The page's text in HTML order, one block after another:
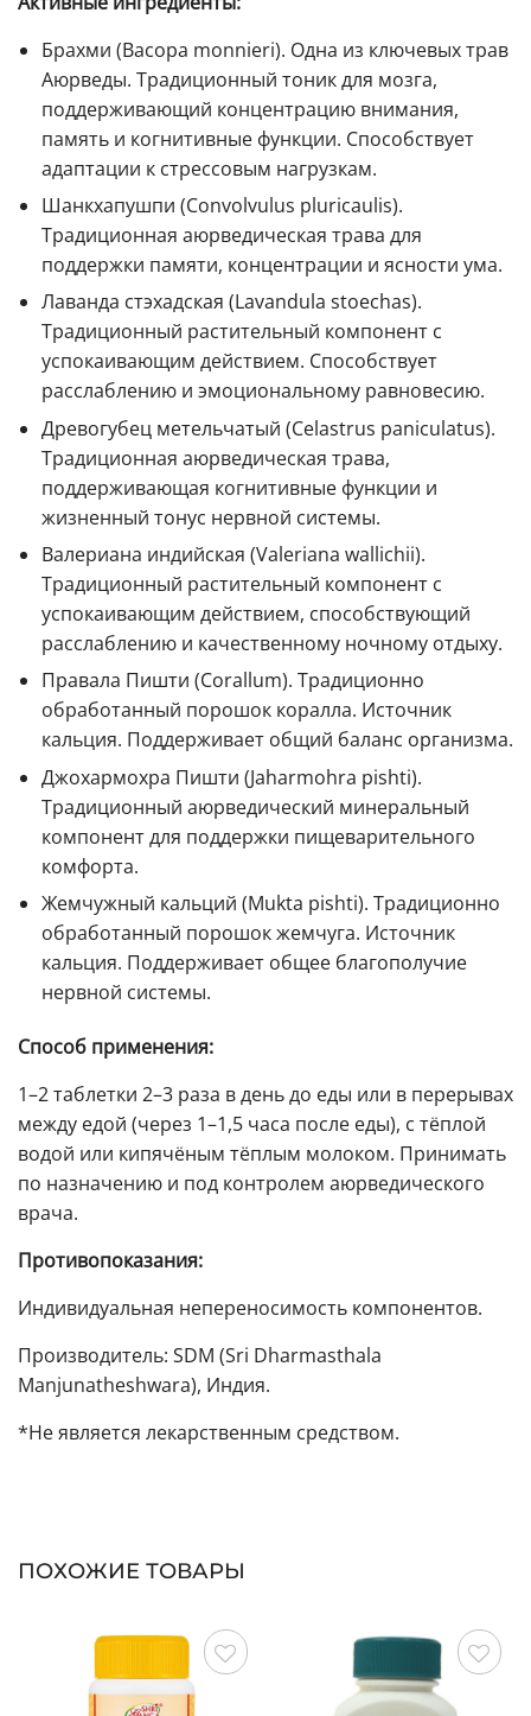
Брахми (Bacopa monnieri). Одна из ключевых трав
Аюрведы. Традиционный тоник для мозга,
поддерживающий концентрацию внимания,
память и когнитивные функции. Способствует
адаптации к стрессовым нагрузкам.
Шанкхапушпи (Convolvulus pluricaulis).
Традиционная аюрведическая трава для
поддержки памяти, концентрации и ясности ума.
Лаванда стэхадская (Lavandula stoechas).
Традиционный растительный компонент с
успокаивающим действием. Способствует
расслаблению и эмоциональному равновесию.
Древогубец метельчатый (Celastrus paniculatus).
Традиционная аюрведическая трава,
поддерживающая когнитивные функции и
жизненный тонус нервной системы.
Валериана индийская (Valeriana wallichii).
Традиционный растительный компонент с
успокаивающим действием, способствующий
расслаблению и качественному ночному отдыху.
Правала Пишти (Corallum). Традиционно
обработанный порошок коралла. Источник
кальция. Поддерживает общий баланс организма.
Джохармохра Пишти (Jaharmohra pishti).
Традиционный аюрведический минеральный
компонент для поддержки пищеварительного
комфорта.
Жемчужный кальций (Mukta pishti). Традиционно
обработанный порошок жемчуга. Источник
кальция. Поддерживает общее благополучие
нервной системы.
Способ применения:
1–2 таблетки 2–3 раза в день до еды или в перерывах
между едой (через 1–1,5 часа после еды), с тёплой
водой или кипячёным тёплым молоком. Принимать
по назначению и под контролем аюрведического
врача.
Противопоказания:
Индивидуальная непереносимость компонентов.
Производитель: SDM (Sri Dharmasthala
Manjunatheshwara), Индия.
*Не является лекарственным средством.
ПОХОЖИЕ ТОВАРЫ
Сохранить Сохранить